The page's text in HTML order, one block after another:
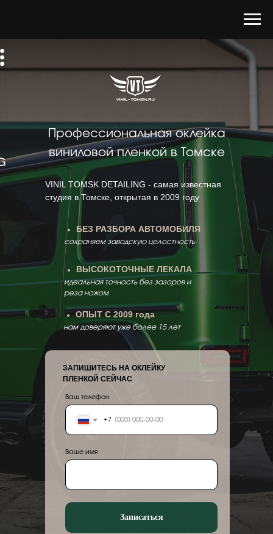
Профессиональная оклейка
виниловой пленкой в Томске
VINIL TOMSK DETAILING - самая известная
студия в Томске, открытая в 2009 году
сохраняем заводскую целостность
идеальная точность без зазоров и
реза ножом
ВЫСОКОТОЧНЫЕ ЛЕКАЛА
нам доверяют уже более 15 лет
БЕЗ РАЗБОРА АВТОМОБИЛЯ
ОПЫТ С 2009 года
Ваш телефон
+7
Ваше имя
Записаться
ЗАПИШИТЕСЬ НА ОКЛЕЙКУ
ПЛЕНКОЙ СЕЙЧАС